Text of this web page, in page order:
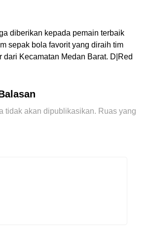
diberikan kepada pemain terbaik
sepak bola favorit yang diraih tim
dari Kecamatan Medan Barat. D|Red
tidak akan dipublikasikan. Ruas yang